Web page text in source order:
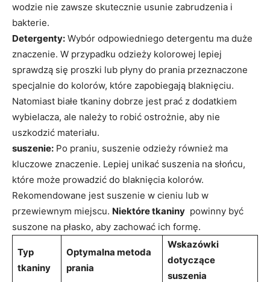
wodzie nie zawsze skutecznie⁤ usunie zabrudzenia i‌
bakterie. ‌
Detergenty: Wybór odpowiedniego ⁢detergentu ma duże
znaczenie.⁣ W przypadku odzieży kolorowej lepiej
sprawdzą się proszki lub ⁣płyny do prania przeznaczone
specjalnie do‌ kolorów, które ⁣zapobiegają blaknięciu.
Natomiast białe ⁢tkaniny⁣ dobrze jest⁤ prać z ‍dodatkiem
wybielacza,⁣ ale‌ należy ⁢to robić ostrożnie, aby nie​
uszkodzić materiału.
suszenie: Po praniu,​ suszenie odzieży również ma
kluczowe ⁢znaczenie. Lepiej unikać ‍suszenia na słońcu,
które może ‌prowadzić do blaknięcia kolorów.
Rekomendowane jest suszenie w cieniu lub w ​
przewiewnym miejscu.‌ Niektóre tkaniny ‍ powinny być
suszone na ⁣płasko, aby zachować⁢ ich formę.
Typ
tkaniny
Optymalna ⁣metoda
prania
Wskazówki
dotyczące
suszenia